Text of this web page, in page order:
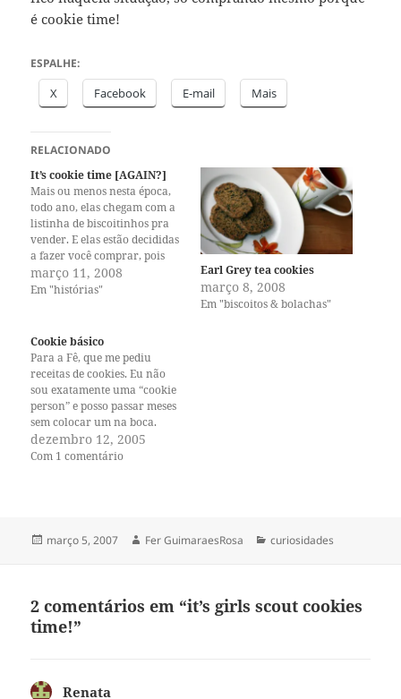
é cookie time!
ESPALHE:
X Facebook E-mail Mais
RELACIONADO
It’s cookie time [AGAIN?]
Mais ou menos nesta época,
todo ano, elas chegam com a
listinha de biscoitinhos pra
vender. E elas estão decididas
a fazer você comprar, pois
têm uma meta para cumprir
e alcançá-la ou não pode
de prêmio. Com a mudança
de…
março 11, 2008
Em "histórias"
Earl Grey tea cookies
março 8, 2008
Em "biscoitos & bolachas"
Cookie básico
Para a Fê, que me pediu
receitas de cookies. Eu não
sou exatamente uma “cookie
person” e posso passar meses
sem colocar um na boca.
Para um cookie me fazer
esticar a mão e apanhá-lo ,
dezembro 12, 2005
Com 1 comentário
Publicado
março 5, 2007 Autor
Fer GuimaraesRosa Categorias
curiosidades
2 comentários em “it’s girls scout cookies
time!”
Renata